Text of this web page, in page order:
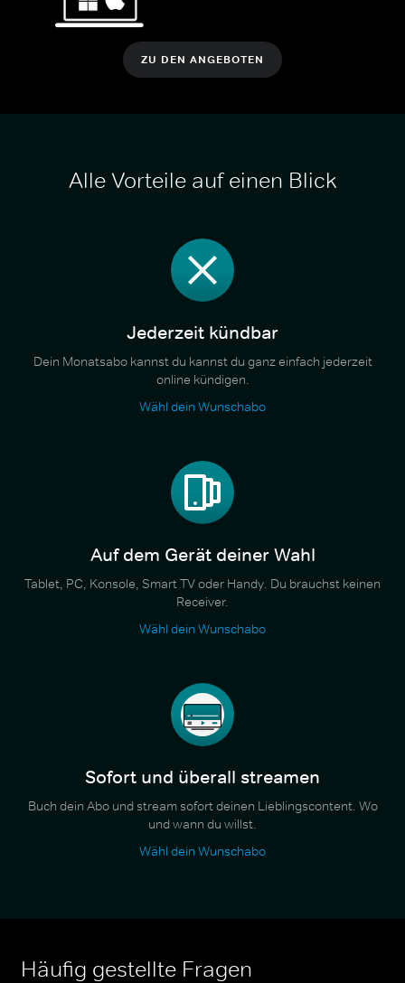
ZU DEN ANGEBOTEN
Alle Vorteile auf einen Blick
Jederzeit kündbar
Dein Monatsabo kannst du kannst du ganz einfach jederzeit
online kündigen.
Wähl dein Wunschabo
Auf dem Gerät deiner Wahl
Tablet, PC, Konsole, Smart TV oder Handy. Du brauchst keinen
Receiver.
Wähl dein Wunschabo
Sofort und überall streamen
Buch dein Abo und stream sofort deinen Lieblingscontent. Wo
und wann du willst.
Wähl dein Wunschabo
Häufig gestellte Fragen